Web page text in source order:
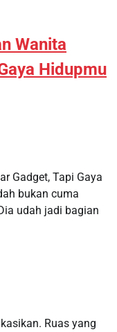
Wanita
Hidupmu
Gadget, Tapi Gaya
bukan cuma
udah jadi bagian
Ruas yang